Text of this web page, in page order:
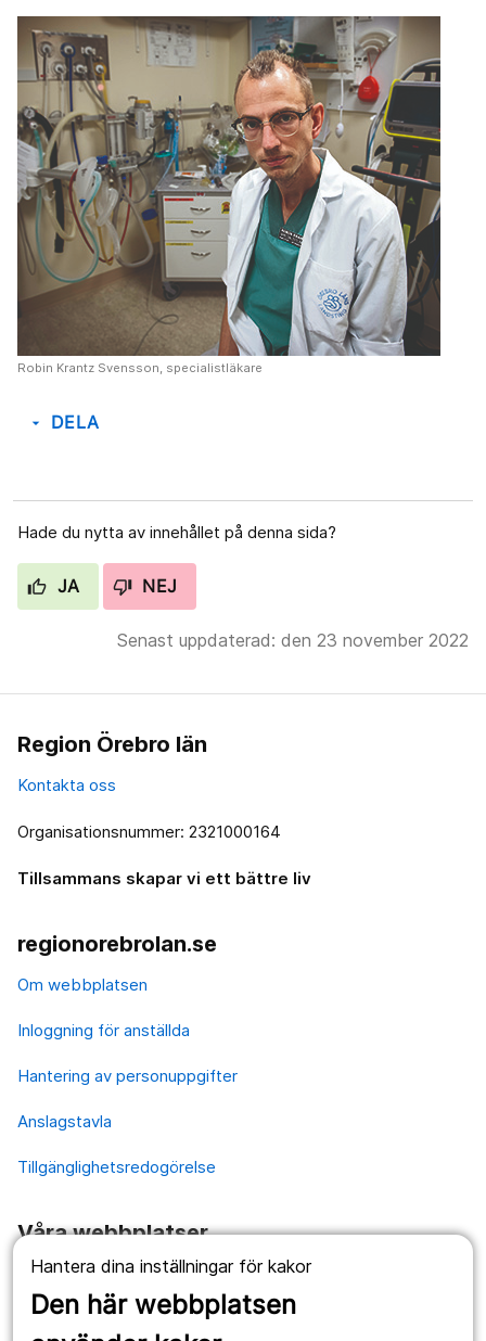
Hantera dina inställningar för kakor
Den här webbplatsen
Robin Krantz Svensson, specialistläkare
arrow_drop_down DELA
Hade du nytta av innehållet på denna sida?
JA NEJ
Senast uppdaterad: den 23 november 2022
Region Örebro län
Kontakta oss
Organisationsnummer: 2321000164
Tillsammans skapar vi ett bättre liv
regionorebrolan.se
Om webbplatsen
Inloggning för anställda
Hantering av personuppgifter
Anslagstavla
Tillgänglighetsredogörelse
Våra webbplatser
1177.se
Länstrafiken